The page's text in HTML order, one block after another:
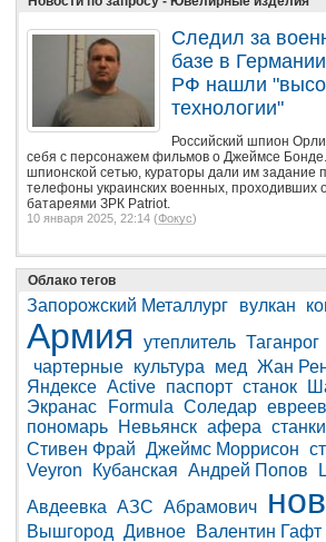
Следил за
базе в
РФ нашли
технологии"
Российский шпион
себя с персонажем фильмов о Джеймсе
шпионской сетью, кураторы дали им задание
телефоны украинских военных, проходивших
батареями ЗРК Patriot.
10 января 2025, 22:14 (Фокус)
Облако тегов
Запорожский Металлург вулкан
Армия утеплитель Таганрог
чартерные культура мед Жан
Яндексе Active паспорт станок
Экранас
Formula Соледар евреев
пономарь
Невьянск афера станки
Стивен Фрай Джеймс Моррисон
Veyron Кубанская Андрей Попов
Авдеевка АЗС Абрамович
Вышгород Дивное Валентин Гафт